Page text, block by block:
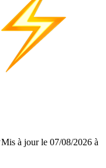
Mis à jour le 07/08/2026 à